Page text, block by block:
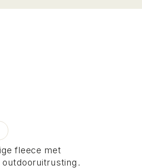
fleece met